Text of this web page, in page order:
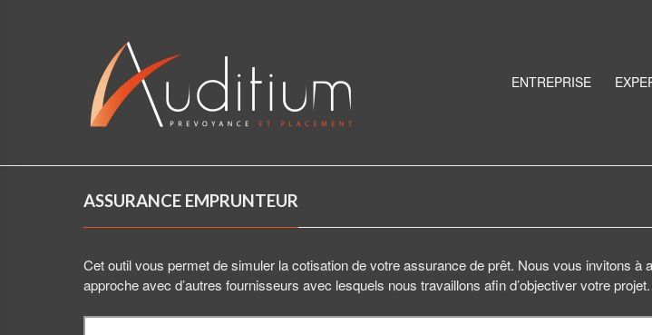
ENTREPRISE
ASSURANCE EMPRUNTEUR
Cet outil vous permet de simuler la cotisation de votre assurance de prêt. Nous vous invitons à
approche avec d’autres fournisseurs avec lesquels nous travaillons afin d’objectiver votre projet.